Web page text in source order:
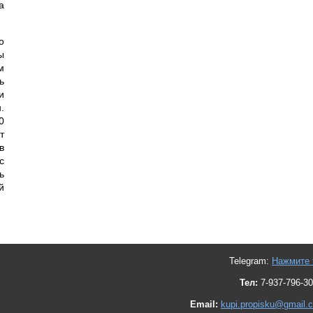
Telegram: Нажмите
Тел: 7-937-796-
Email: